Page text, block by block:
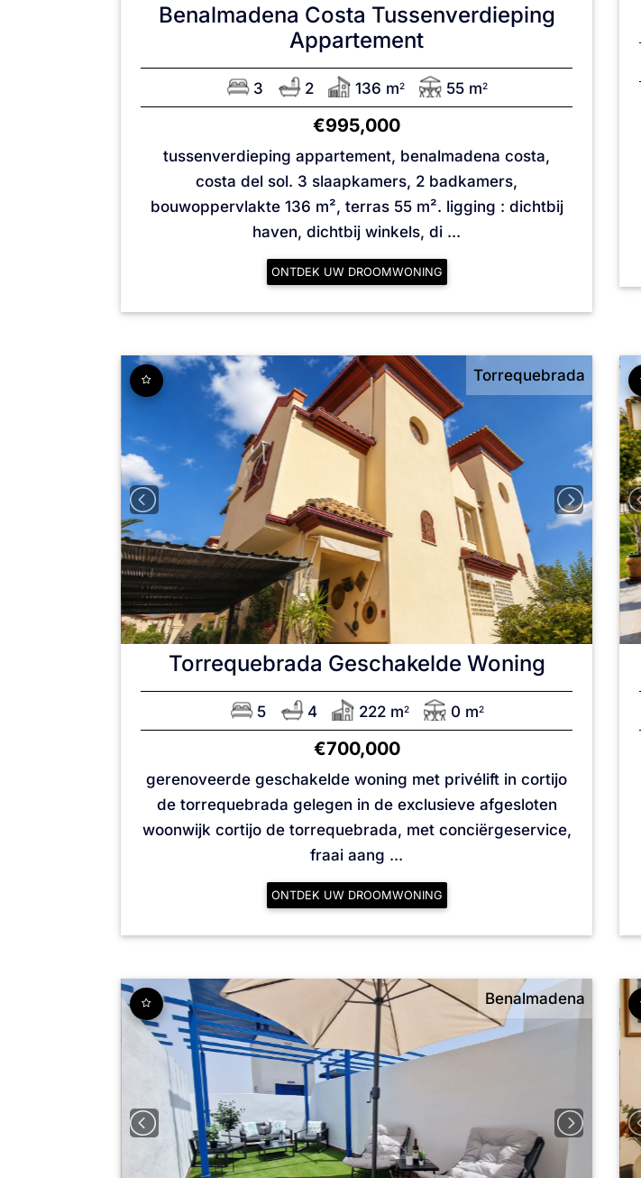
Benalmadena Costa Tussenverdieping
Appartement
3 2 136 m2 55 m2
€995,000
tussenverdieping appartement, benalmadena costa,
costa del sol. 3 slaapkamers, 2 badkamers,
bouwoppervlakte 136 m², terras 55 m². ligging : dichtbij
haven, dichtbij winkels, di ...
ONTDEK UW DROOMWONING
Torrequebrada
Torrequebrada Geschakelde Woning
5 4 222 m2 0 m2
€700,000
gerenoveerde geschakelde woning met privélift in cortijo
de torrequebrada gelegen in de exclusieve afgesloten
woonwijk cortijo de torrequebrada, met conciërgeservice,
fraai aang ...
ONTDEK UW DROOMWONING
Benalmadena